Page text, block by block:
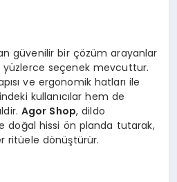
güvenilir bir çözüm arayanlar
seçenek mevcuttur.
ve ergonomik hatları ile
kullanıcılar hem de
Agor Shop, dildo
doğal hissi ön planda tutarak,
ritüele dönüştürür.